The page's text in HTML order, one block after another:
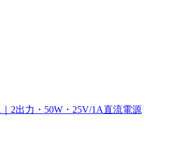
2出力・50W・25V/1A直流電源